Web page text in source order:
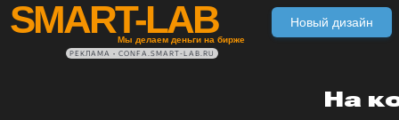
SMART-LAB
Мы делаем деньги на бирже
Новый дизайн
РЕКЛАМА • CONFA.SMART-LAB.RU